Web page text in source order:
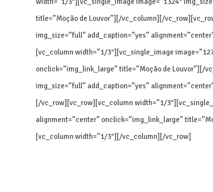
title=”Moção de Louvor”][/vc_column][/
img_size=”full” add_caption=”yes”
[vc_column width=”1/3″][vc_single_image
onclick=”img_link_large” title=”Moção de Louvor”][/
img_size=”full” add_caption=”yes”
[/vc_row][vc_row][vc_column width=”1/
alignment=”center” onclick=”img_link_large”
[vc_column width=”1/3″][/vc_column][/vc_row]